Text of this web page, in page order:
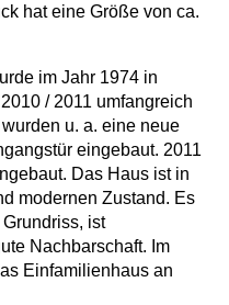
hat eine Größe von ca.
im Jahr 1974 in
/ 2011 umfangreich
u. a. eine neue
eingebaut. 2011
Das Haus ist in
modernen Zustand. Es
ist
Nachbarschaft. Im
Einfamilienhaus an